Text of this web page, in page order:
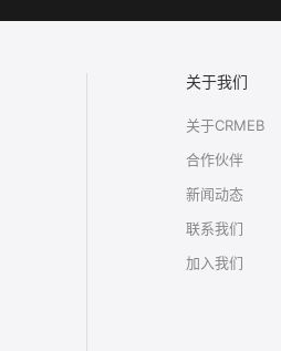
关于我们
关于CRMEB
合作伙伴
新闻动态
联系我们
加入我们